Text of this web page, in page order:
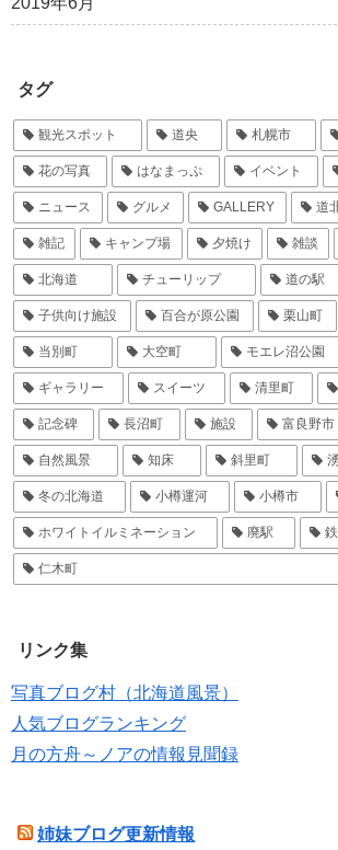
タグ
観光スポット 道央 札幌市
花の写真 はなまっぷ イベント
ニュース グルメ GALLERY 道
雑記 キャンプ場 夕焼け 雑談
北海道 チューリップ 道の駅
子供向け施設 百合が原公園 栗山町
当別町 大空町 モエレ沼公園
ギャラリー スイーツ 清里町
記念碑 長沼町 施設 富良野市
自然風景 知床 斜里町
冬の北海道 小樽運河 小樽市
ホワイトイルミネーション 廃駅
仁木町
リンク集
写真ブログ村（北海道風景）
人気ブログランキング
月の方舟～ノアの情報見聞録
姉妹ブログ更新情報